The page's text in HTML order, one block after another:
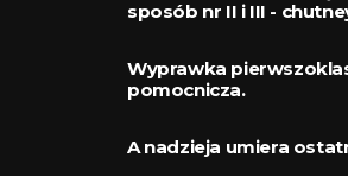
sposób nr II i III -
Wyprawka
pomocnicza.
A nadzieja umiera